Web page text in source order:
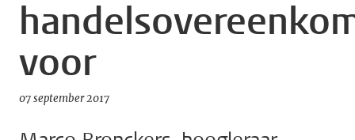
voor
07 september 2017